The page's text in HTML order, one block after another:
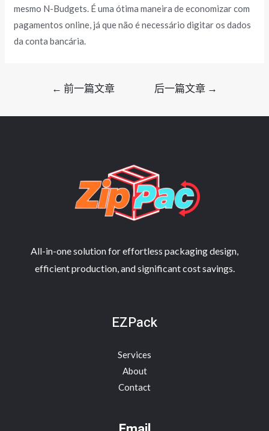
mesmo N-Budgets. É uma ótima maneira de economizar com
pagamentos online, já que não é necessário digitar os dados
da conta bancária.
导
← 前一篇文章 后一篇文章 →
All-in-one solution for effortless packaging design,
efficient production, and significant cost savings.
EZPack
Services
About
Contact